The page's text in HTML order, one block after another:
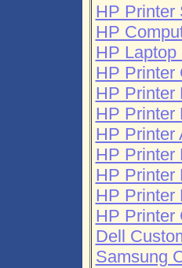
HP Printer
HP
HP Laptop
HP Printer
HP Printer
HP Printer
HP Printer
HP Printer
HP Printer
HP Printer
HP Printer
Dell
Samsung